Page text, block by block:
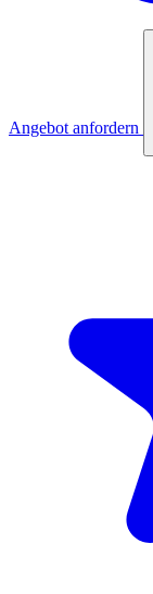
Angebot anfordern